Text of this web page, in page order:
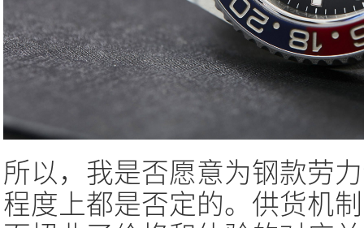
所以，我是否愿意为钢款劳
程度上都是否定的。供货机